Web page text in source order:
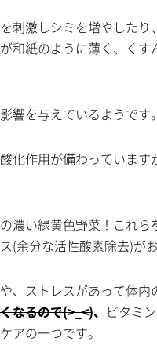
刺激しシミを増やした
和紙のように薄く、くす
響を与えているようです。
化作用が備わっています
濃い緑黄色野菜！これら
(余分な活性酸素除去)が
、ストレスがあって体内
なるので(>_<)、 ビタミ
アの一つです。